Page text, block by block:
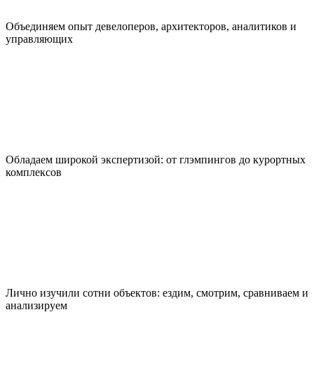
Объединяем опыт девелоперов, архитекторов, аналитиков и
управляющих
Обладаем широкой экспертизой: от глэмпингов до курортных
комплексов
Лично изучили сотни объектов: ездим, смотрим, сравниваем и
анализируем